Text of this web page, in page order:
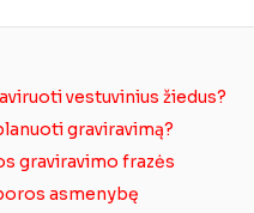
vestuvinius žiedus?
graviravimą?
graviravimo frazės
asmenybę